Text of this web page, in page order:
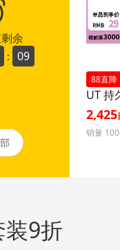
余
: 07
88直降
UT 持
晒乳
ml 3个
2,425
销量
9折